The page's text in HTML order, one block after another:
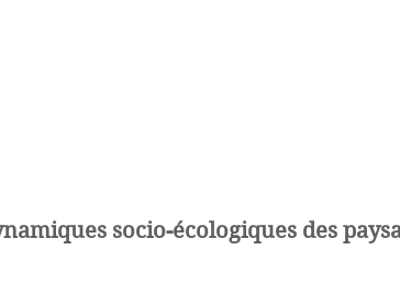
socio-écologiques des